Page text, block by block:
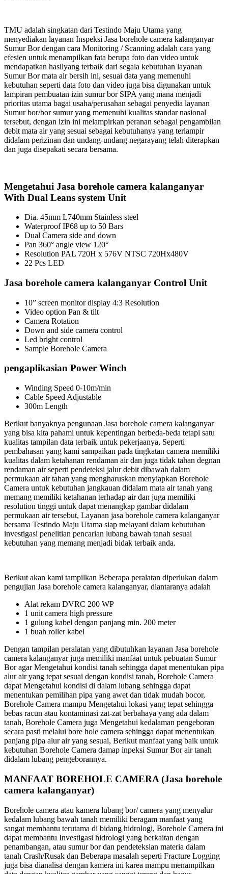
TMU adalah singkatan dari Testindo Maju Utama yang
menyediakan layanan Inspeksi Jasa borehole camera kalanganyar
Sumur Bor dengan cara Monitoring / Scanning adalah cara yang
efesien untuk menampilkan fata berupa foto dan video untuk
mendapatkan hasilyang terbaik dari segala kebutuhan layanan
Sumur Bor mata air bersih ini, sesuai data yang memenuhi
kebutuhan seperti data foto dan video juga bisa digunakan untuk
lampiran pembuatan izin sumur bor SIPA yang mana menjadi
prioritas utama bagai usaha/perusahan sebagai penyedia layanan
Sumur bor/bor sumur yang memenuhi kualitas standar nasional
tersebut, dengan izin ini melampirkan peranan sebagai pengambilan
debit mata air yang sesuai sebagai kebutuhanya yang terlampir
didalam perizinan dan undang-undang negarayang telah diterapkan
dan juga disepakati secara bersama.
Mengetahui Jasa borehole camera kalanganyar
With Dual Leans system Unit
Dia. 45mm L740mm Stainless steel
Waterproof IP68 up to 50 Bars
Dual Camera side and down
Pan 360° angle view 120°
Resolution PAL 720H x 576V NTSC 720Hx480V
22 Pcs LED
Jasa borehole camera kalanganyar Control Unit
10” screen monitor display 4:3 Resolution
Video option Pan & tilt
Camera Rotation
Down and side camera control
Led bright control
Sample Borehole Camera
pengaplikasian Power Winch
Winding Speed 0-10m/min
Cable Speed Adjustable
300m Length
Berikut banyaknya pengunaan Jasa borehole camera kalanganyar
yang bisa kita pahami untuk kepentingan berbeda-beda tetapi satu
kualitas tampilan data terbaik untuk pekerjaanya, Seperti
pembahasan yang kami sampaikan pada tingkatan camera memiliki
kualitas dalam ketahanan rendaman air dan juga tidak tahan degnan
rendaman air seperti pendeteksi jalur debit dibawah dalam
permukaan air tahan yang mengharuskan menyiapkan Borehole
Camera untuk kebutuhan jangkauan didalam mata air tanah yang
memang memiliki ketahanan terhadap air dan juga memiliki
resolution tinggi untuk dapat menangkap gambar didalam
permukaan air tersebut, Layanan jasa borehole camera kalanganyar
bersama Testindo Maju Utama siap melayani dalam kebutuhan
investigasi penelitian pencarian lubang bawah tanah sesuai
kebutuhan yang memang menjadi bidak terbaik anda.
Berikut akan kami tampilkan Beberapa peralatan diperlukan dalam
pengujian Jasa borehole camera kalanganyar, diantaranya adalah
Alat rekam DVRC 200 WP
1 unit camera high pressure
1 gulung kabel dengan panjang min. 200 meter
1 buah roller kabel
Dengan tampilan peralatan yang dibutuhkan layanan Jasa borehole
camera kalanganyar juga memiliki manfaat untuk pebuatan Sumur
Bor agar Mengetahui kondisi tanah sehingga dapat menentukan pipa
alur air yang tepat sesuai dengan kondisi tanah, Borehole Camera
dapat Mengetahui kondisi di dalam lubang sehingga dapat
menentukan pemilihan pipa yang awet dan tidak mudah bocor,
Borehole Camera mampu Mengetahui lokasi yang tepat sehingga
bebas racun atau kontaminasi zat-zat berbahaya yang ada dalam
tanah, Borehole Camera juga Mengetahui kedalaman pengeboran
secara pasti melalui bore hole camera sehingga dapat menentukan
panjang pipa alur air yang sesuai, Berikut manfaat yang baik untuk
kebutuhan Borehole Camera damap inpeksi Sumur Bor air tanah
didalam lubang pengeborannya.
MANFAAT BOREHOLE CAMERA (Jasa borehole
camera kalanganyar)
Borehole camera atau kamera lubang bor/ camera yang menyalur
kedalam lubang bawah tanah memiliki beragam manfaat yang
sangat membantu terutama di bidang hidrologi, Borehole Camera ini
dapat membantu Investigasi hidrologi yang berkaitan dengan
penambangan, atau sumur bor dan pendeteksian materia dalam
tanah Crash/Rusak dan Beberapa masalah seperti Fracture Logging
juga bisa dianalisa dengan kamera ini karea mampu menampilkan